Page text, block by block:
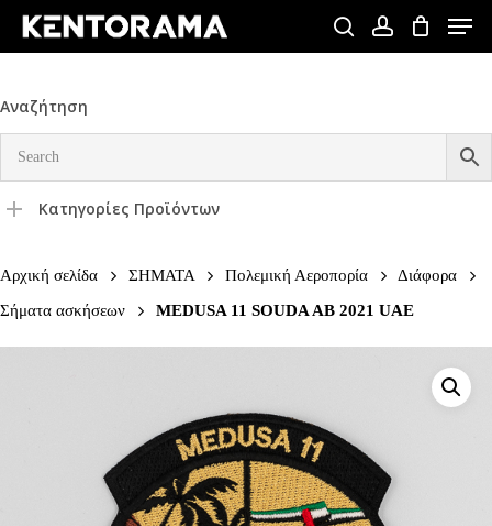
Skip
content
searchaccount
Menu
Αναζήτηση
Κατηγορίες Προϊόντων
Αρχική σελίδα ΣΗΜΑΤΑ Πολεμική Αεροπορία
Διάφορα
Σήματα ασκήσεων
MEDUSA 11 SOUDA AB 2021 UAE